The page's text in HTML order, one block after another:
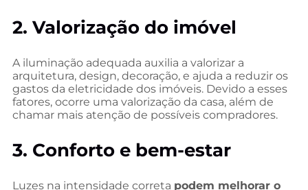
2. Valorização do imóvel
A iluminação adequada auxilia a valorizar a
arquitetura, design, decoração, e ajuda a reduzir os
gastos da eletricidade dos imóveis. Devido a esses
fatores, ocorre uma valorização da casa, além de
chamar mais atenção de possíveis compradores.
3. Conforto e bem-estar
Luzes na intensidade correta podem melhorar o